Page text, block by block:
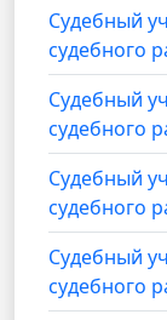
Судебный
судебного
Судебный
судебного
Судебный
судебного
Судебный
судебного